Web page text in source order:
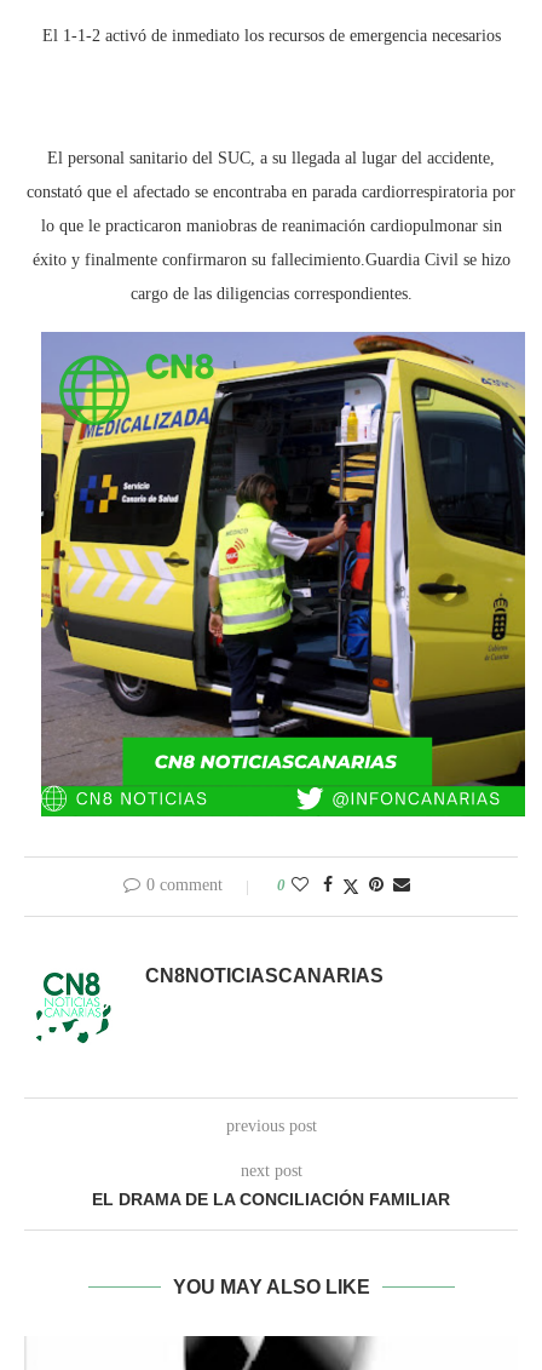
El 1-1-2 activó de inmediato los recursos de emergencia necesarios
El personal sanitario del SUC, a su llegada al lugar del accidente,
constató que el afectado se encontraba en parada cardiorrespiratoria por
lo que le practicaron maniobras de reanimación cardiopulmonar sin
éxito y finalmente confirmaron su fallecimiento.Guardia Civil se hizo
cargo de las diligencias correspondientes.
0 comment 0
CN8NOTICIASCANARIAS
previous post
next post
EL DRAMA DE LA CONCILIACIÓN FAMILIAR
YOU MAY ALSO LIKE